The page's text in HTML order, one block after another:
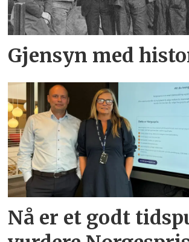
Gjensyn med
Nå er et godt